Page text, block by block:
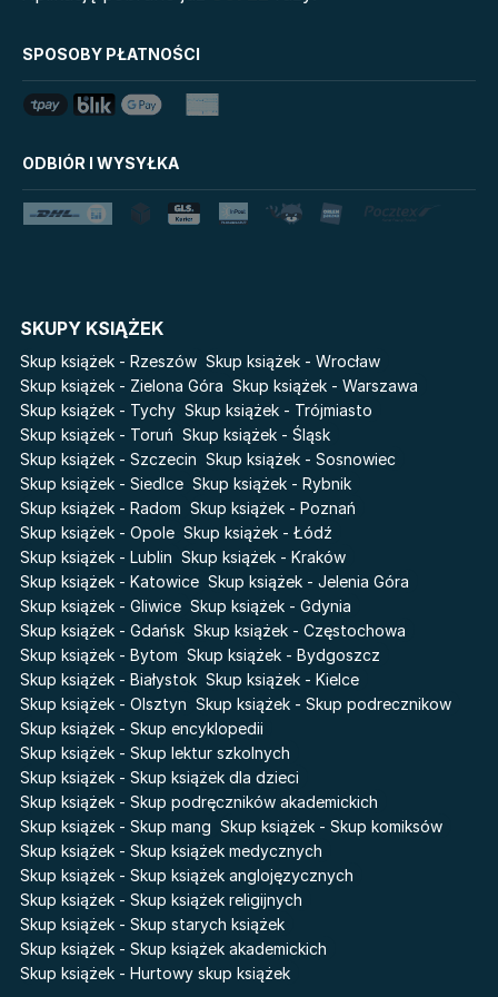
LoveBook
Królestwo kłamstw
Lato
Salt Modern Fiction
The Powerless Trilogy
Cykle
Pamiętniki Wampirów
Basia. Wielka księga.
Poznawaj świat z Basią
The Hazel Wood
Zmierzch
Faye
Katie Maguire
Liceum Freuda
Sherlock Holmes Society
Światy Pilipiuka
Cień od wschodu
Przebudzenie powietrza
Pieśń Lwicy
Akademia wampirów
Karneval
Baśń o złamanym sercu
Prosta zabawa
SPOSOBY PŁATNOŚCI
ODBIÓR I WYSYŁKA
SKUPY KSIĄŻEK
Skup książek - Rzeszów Skup książek - Wrocław
Skup książek - Zielona Góra Skup książek - Warszawa
Skup książek - Tychy Skup książek - Trójmiasto
Skup książek - Toruń Skup książek - Śląsk
Skup książek - Szczecin Skup książek - Sosnowiec
Skup książek - Siedlce Skup książek - Rybnik
Skup książek - Radom Skup książek - Poznań
Skup książek - Opole Skup książek - Łódź
Skup książek - Lublin Skup książek - Kraków
Skup książek - Katowice Skup książek - Jelenia Góra
Skup książek - Gliwice Skup książek - Gdynia
Skup książek - Gdańsk Skup książek - Częstochowa
Skup książek - Bytom Skup książek - Bydgoszcz
Skup książek - Białystok Skup książek - Kielce
Skup książek - Olsztyn Skup książek - Skup podrecznikow
Skup książek - Skup encyklopedii
Skup książek - Skup lektur szkolnych
Skup książek - Skup książek dla dzieci
Skup książek - Skup podręczników akademickich
Skup książek - Skup mang Skup książek - Skup komiksów
Skup książek - Skup książek medycznych
Skup książek - Skup książek anglojęzycznych
Skup książek - Skup książek religijnych
Skup książek - Skup starych książek
Skup książek - Skup książek akademickich
Skup książek - Hurtowy skup książek